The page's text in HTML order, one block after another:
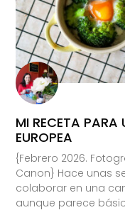
MI RECETA
EUROPEA
{Febrero 2026.
Canon} Hace unas
colaborar en una
aunque parece